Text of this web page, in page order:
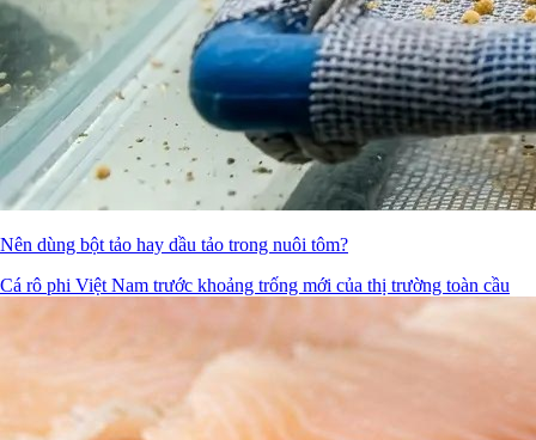
Nên dùng bột tảo hay dầu tảo trong nuôi tôm?
Cá rô phi Việt Nam trước khoảng trống mới của thị trường toàn cầu